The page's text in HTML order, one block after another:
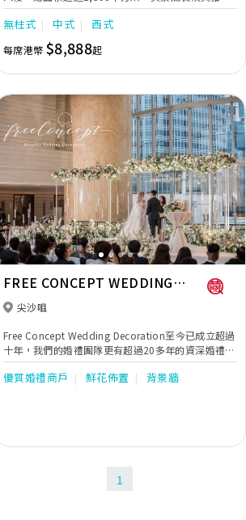
貴，設有玻璃天幕及巨型長窗，為宴會廳注入閃動醉
人的光彩，並備有高品質視聽設施，可容納168位賓
客，滿足新人一切婚嫁所需；瑰麗堂皇的海景廳採用
無柱式設計，環境開揚寬敞，並配合華麗吊燈及多功
能LED螢幕牆，好讓多達408位賓客共證兩口子的每
海景廳還可合二為一舉行多達600人的盛大婚禮。婚
嫁筵席由屢獲殊榮的滿福樓廚師團隊打造，一道道細
緻的婚宴佳餚，與特別編寫的西式婚嫁菜譜，為婚慶
典禮賦予難以言喻的「囍」悅滋味。 另有優雅的
會議室八及私密的萬麗套房供喜歡親密小型婚禮的新
人互訂誓盟，開展難忘傾心的新章節。
無柱式 中式 西式
每席港幣 $8,888起
Previous Next
FREE CONCEPT WEDDING
DECORATION
尖沙咀
Free Concept Wedding Decoration至今已成立超過
十年，我們的婚禮團隊更有超過20多年的資深婚禮佈
置經驗，更為本地多間5星級酒店的合作夥伴。多年
來創造了多個浪漫、感動人心的婚禮。擁有自家團隊
優質婚禮商戶 鮮花佈置 背景牆
1